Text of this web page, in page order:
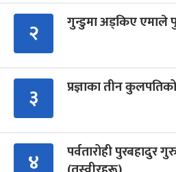
२ गुन्डुमा अड्किए एमाले
३ प्रज्ञाका तीन
४
पर्वतारोही पुरबहादुर